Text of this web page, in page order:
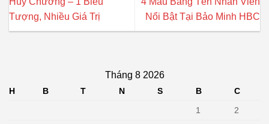
Tượng, Nhiều Giá Trị
Nổi Bật Tại Bảo Minh HBC
Tháng 8 2026
H B T N S B
C
1
2